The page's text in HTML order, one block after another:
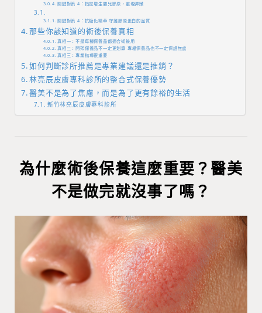
關鍵對策 4：指定增生嬰兒膠原，重現彈嫩
關鍵對策 4：抗糖化精華 守護膠原蛋白的品質
那些你該知道的術後保養真相
真相一：不是每種保養品都適合術後用
真相二：開架保養品不一定更划算 專櫃保養品也不一定保證無虞
真相三：專業指導很重要
如何判斷診所推薦是專業建議還是推銷？
林亮辰皮膚專科診所的整合式保養優勢
醫美不是為了焦慮，而是為了更有餘裕的生活
新竹林亮辰皮膚專科診所
為什麼術後保養這麼重要？醫美
不是做完就沒事了嗎？